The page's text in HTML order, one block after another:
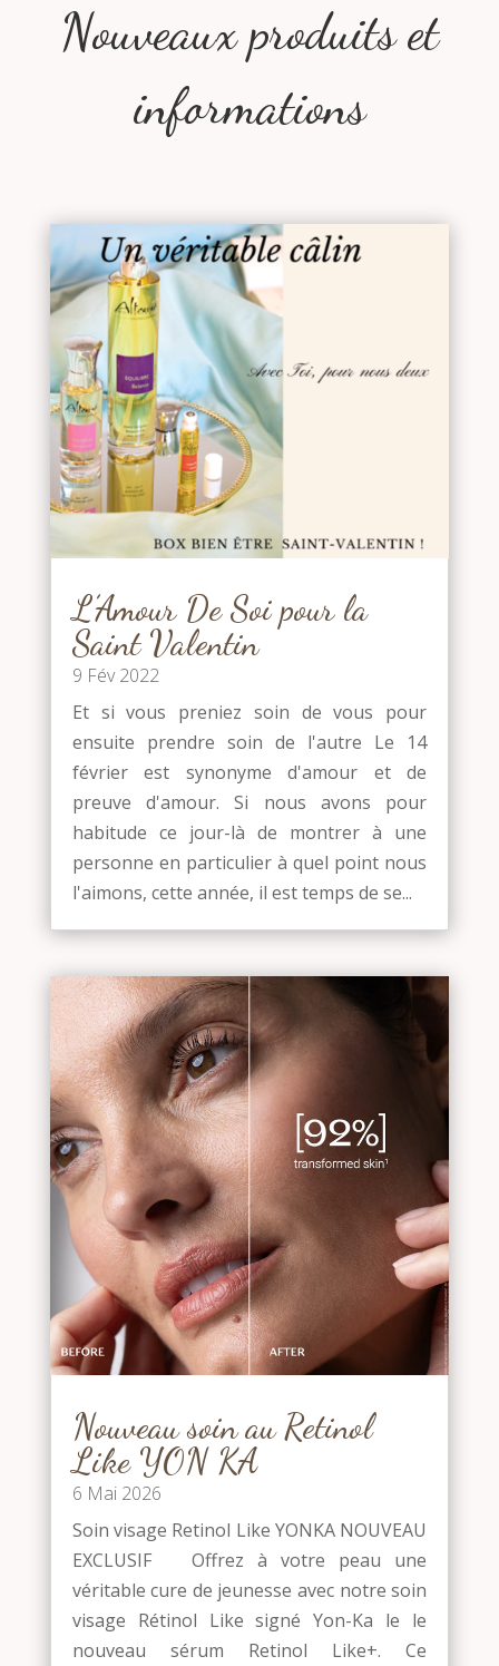
Nouveaux produits et
informations
L’Amour De Soi pour la
Saint Valentin
9 Fév 2022
Et si vous preniez soin de vous pour
ensuite prendre soin de l'autre Le 14
février est synonyme d'amour et de
preuve d'amour. Si nous avons pour
habitude ce jour-là de montrer à une
personne en particulier à quel point nous
l'aimons, cette année, il est temps de se...
Nouveau soin au Retinol
Like YON KA
6 Mai 2026
Soin visage Retinol Like YONKA NOUVEAU
EXCLUSIF Offrez à votre peau une
véritable cure de jeunesse avec notre soin
visage Rétinol Like signé Yon-Ka le le
nouveau sérum Retinol Like+. Ce